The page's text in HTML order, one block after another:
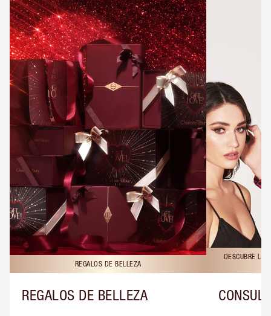
REGALOS DE BELLEZA
REGALOS DE BELLEZA
DESCUBRE